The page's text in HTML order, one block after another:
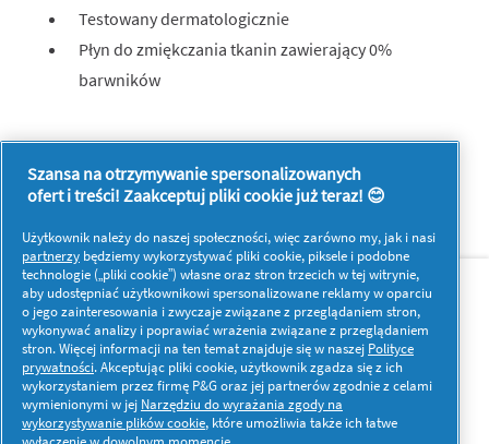
Testowany dermatologicznie
Płyn do zmiękczania tkanin zawierający 0%
barwników
O nas Kontakt
Więcej inspiracji
Szansa na otrzymywanie spersonalizowanych
ofert i treści! Zaakceptuj pliki cookie już teraz! 😊
Użytkownik należy do naszej społeczności, więc zarówno my, jak i nasi
partnerzy będziemy wykorzystywać pliki cookie, piksele i podobne
technologie („pliki cookie”) własne oraz stron trzecich w tej witrynie,
aby udostępniać użytkownikowi spersonalizowane reklamy w oparciu
o jego zainteresowania i zwyczaje związane z przeglądaniem stron,
wykonywać analizy i poprawiać wrażenia związane z przeglądaniem
stron. Więcej informacji na ten temat znajduje się w naszej Polityce
prywatności. Akceptując pliki cookie, użytkownik zgadza się z ich
wykorzystaniem przez firmę P&G oraz jej partnerów zgodnie z celami
wymienionymi w jej Narzędziu do wyrażania zgody na
wykorzystywanie plików cookie, które umożliwia także ich łatwe